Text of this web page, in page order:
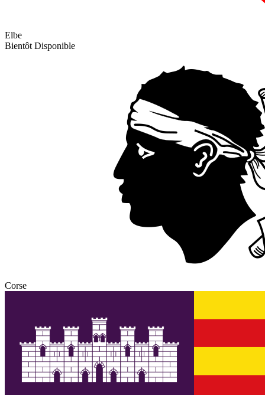
Elbe
Bientôt Disponible
Corse